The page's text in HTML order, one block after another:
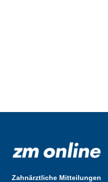
Zahnärztliche Mitteilungen